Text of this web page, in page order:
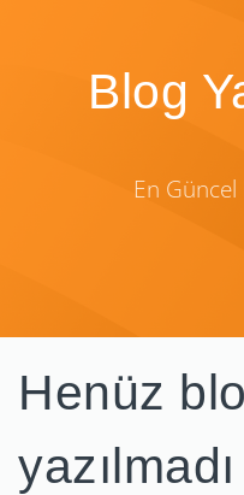
Blog
En Güncel
Henüz
yazılmadı